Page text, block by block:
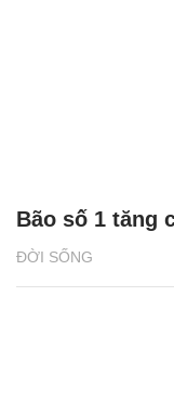
ĐỜI SỐNG
Bão số 1 tăng